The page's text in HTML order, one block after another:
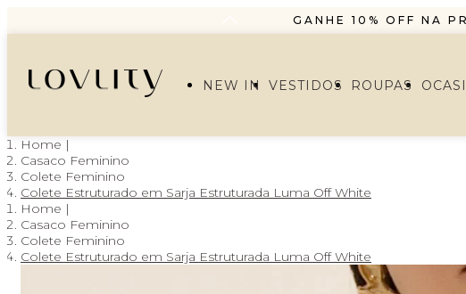
GANHE 10% OFF NA
NEW IN VESTIDOS ROUPAS
Casaco Feminino
Colete Feminino
Colete Estruturado em Sarja Estruturada Luma Off White
Casaco Feminino
Colete Feminino
Colete Estruturado em Sarja Estruturada Luma Off White